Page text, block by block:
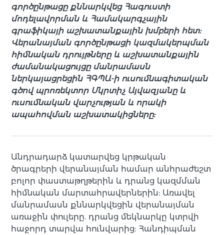
գործընթացը քննարկվեց Հագուստի
մոդելավորման և Համակարգչային
գրաֆիկայի աշխատանքային խմբերի հետ:
Վերանայման գործընթացի կազմակերպման
հիմնական դրույթները և աշխատանքային
ժամանակացույցը մանրամասն
ներկայացրեցին ՀԳՊԱ-ի ուսումնագիտական
գծով պրոռեկտոր Մկրտիչ Այվազյանը և
ուսումնական վարչության և որակի
ապահովման աշխատակիցները:
Անդրադարձ կատարվեց կրթական
ծրագրերի վերանայման համար անհրաժեշտ
բոլոր փաստաթղթերին և դրանց կազմման
հիմնական մարտահրավերներին: Առավել
մանրամասն քննարկվեցին վերանայման
առաջին փուլերը. դրանց մեկնարկը կտրվի
հաջորդ տարվա հունվարից: Հանդիպման